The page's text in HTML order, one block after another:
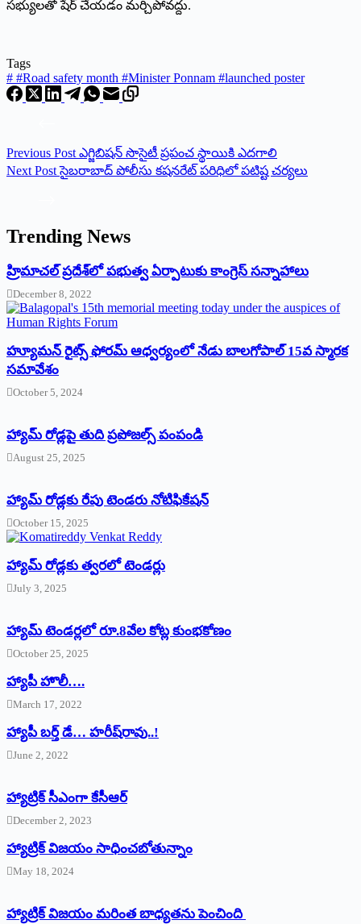
సభ్యులతో షేర్ చేయడం మర్చిపోవద్దు.
Tags
# #Road safety month #Minister Ponnam #launched poster
Previous Post ఎగ్జిబిషన్ సొసైటీ ప్రపంచ స్థాయికి ఎదగాలి
Next Post సైబరాబాద్‌ ‌పోలీసు కషనరేట్‌ ‌పరిధిలో పటిష్ట చర్యలు
Trending News
‌హ్రిమాచల్‌ ‌ప్రదేశ్‌లో పభుత్వ ఏర్పాటుకు కాంగ్రెస్‌ ‌సన్నాహాలు
December 8, 2022
హ్యూమన్‌ రైట్స్‌ ఫోరమ్‌ ఆధ్వర్యంలో నేడు బాలగోపాల్‌ 15వ స్మారక
సమావేశం
October 5, 2024
హ్యామ్‌ రోడ్లపై తుది ప్రపోజల్స్‌ పంపండి
August 25, 2025
హ్యామ్‌ రోడ్లకు రేపు టెండరు నోటిఫికేషన్‌
October 15, 2025
హ్యామ్‌ రోడ్లకు త్వరలో టెండర్లు
July 3, 2025
హ్యామ్‌ ‌టెండర్లలో రూ.8వేల కోట్ల కుంభకోణం
October 25, 2025
హ్యాపీ హొలీ….
March 17, 2022
హ్యాపీ బర్త్ ‌డే… హరీష్‌రావు..!
June 2, 2022
హ్యాట్రిక్‌ ‌సీఎంగా కేసీఆర్‌
December 2, 2023
హ్యాట్రిక్‌ విజయం సాధించబోతున్నాం
May 18, 2024
హ్యాట్రిక్ విజయం మరింత బాధ్యతను పెంచింది